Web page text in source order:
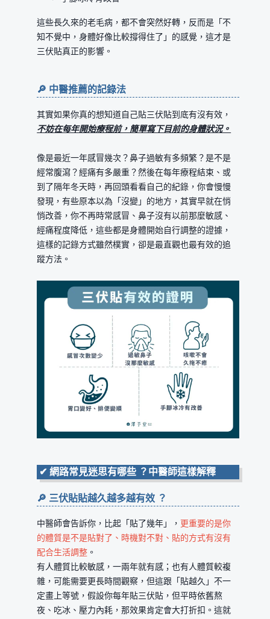
這些長久來的老毛病，都不會突然好轉，反而是「不
知不覺中，身體好像比較撐得住了」的感覺，這才是
三伏貼真正的影響。
🔎 中醫推薦的記錄法
其實如果你真的想知道自己貼三伏貼到底有沒有效，
不妨在每年開始療程前，簡單寫下目前的身體狀況。
像是最近一年感冒幾次？鼻子過敏有多頻繁？是不是
經常腹瀉？經痛有多嚴重？然後在每年療程結束、或
到了隔年冬天時，再回頭看看自己的紀錄，你會慢慢
發現，有些原本以為「沒變」的地方，其實早就在悄
悄改善，你不再時常感冒、鼻子沒有以前那麼敏感、
經痛程度降低，這些都是身體開始自行調整的證據，
這樣的記錄方式雖然樸實，卻是最直觀也最有效的追
蹤方法。
✔ 網路常見迷思有哪些 ？中醫師這樣解釋
🔎 三伏貼貼越久越多越有效 ？
中醫師會告訴你，比起「貼了幾年」， 更重要的是你
的體質是不是貼對了、時機對不對、貼的方式有沒有
配合生活調整 。
有人體質比較敏感，一兩年就有感；也有人體質較複
雜，可能需要更長時間觀察，但這跟「貼越久」不一
定畫上等號，假設你每年貼三伏貼，但平時依舊熬
夜、吃冰、壓力內耗，那效果肯定會大打折扣。這就